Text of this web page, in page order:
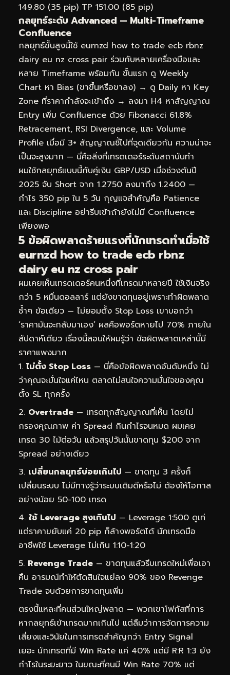
149.80 (35 pip) TP 151.00 (85 pip)
กลยุทธ์ระดับ Advanced — Multi-Timeframe
Confluence
กลยุทธ์ขั้นสูงนี้ใช้ eurnzd how to trade ecb rbnz
dairy eu nz cross pair ร่วมกับหลายเครื่องมือและ
หลาย Timeframe พร้อมกัน ขั้นแรก ดู Weekly
Chart หา Bias (ขาขึ้นหรือขาลง) → ดู Daily หา Key
Zone ที่ราคากำลังจะเข้าถึง → ลงมา H4 หาสัญญาณ
Entry เพิ่ม Confluence ด้วย Fibonacci 61.8%
Retracement, RSI Divergence, และ Volume
Profile เมื่อมี 3+ สัญญาณชี้ไปที่จุดเดียวกัน ความน่าจะ
เป็นจะสูงมาก — นี่คือสิ่งที่เทรดเดอร์ระดับสถาบันทำ
ผมใช้กลยุทธ์แบบนี้กับคู่เงิน GBP/USD เมื่อช่วงต้นปี
2025 จับ Short จาก 1.2750 ลงมาถึง 1.2400 —
กำไร 350 pip ใน 5 วัน กุญแจสำคัญคือ Patience
และ Discipline อย่ารีบเข้าถ้ายังไม่มี Confluence
เพียงพอ
5 ข้อผิดพลาดร้ายแรงที่นักเทรดทำเมื่อใช้
eurnzd how to trade ecb rbnz
dairy eu nz cross pair
ผมเคยเห็นเทรดเดอร์คนหนึ่งที่เทรดมาหลายปี ใช้เงินจริง
กว่า 5 หมื่นดอลลาร์ แต่ยังขาดทุนอยู่เพราะทำผิดพลาด
ซ้ำๆ ข้อเดียว — ไม่ยอมตั้ง Stop Loss เขาบอกว่า
‘ราคามันจะกลับมาเอง’ ผลคือพอร์ตหายไป 70% ภายใน
สัปดาห์เดียว เรื่องนี้สอนให้ผมรู้ว่า ข้อผิดพลาดเหล่านี้มี
ราคาแพงมาก
ไม่ตั้ง Stop Loss — นี่คือข้อผิดพลาดอันดับหนึ่ง ไม่
ว่าคุณจะมั่นใจแค่ไหน ตลาดไม่สนใจความมั่นใจของคุณ
ตั้ง SL ทุกครั้ง
Overtrade — เทรดทุกสัญญาณที่เห็น โดยไม่
กรองคุณภาพ ค่า Spread กินกำไรจนหมด ผมเคย
เทรด 30 ไม้ต่อวัน แล้วสรุปวันนั้นขาดทุน $200 จาก
Spread อย่างเดียว
เปลี่ยนกลยุทธ์บ่อยเกินไป — ขาดทุน 3 ครั้งก็
เปลี่ยนระบบ ไม่มีทางรู้ว่าระบบเดิมดีหรือไม่ ต้องให้โอกาส
อย่างน้อย 50-100 เทรด
ใช้ Leverage สูงเกินไป — Leverage 1:500 ดูเท่
แต่ราคาขยับแค่ 20 pip ก็ล้างพอร์ตได้ นักเทรดมือ
อาชีพใช้ Leverage ไม่เกิน 1:10-1:20
Revenge Trade — ขาดทุนแล้วรีบเทรดใหม่เพื่อเอา
คืน อารมณ์ทำให้ตัดสินใจแย่ลง 90% ของ Revenge
Trade จบด้วยการขาดทุนเพิ่ม
ตรงนี้แหละที่คนส่วนใหญ่พลาด — พวกเขาโฟกัสที่การ
หากลยุทธ์เข้าเทรดมากเกินไป แต่ลืมว่าการจัดการความ
เสี่ยงและวินัยในการเทรดสำคัญกว่า Entry Signal
เยอะ นักเทรดที่มี Win Rate แค่ 40% แต่มี R:R 1:3 ยัง
กำไรในระยะยาว ในขณะที่คนมี Win Rate 70% แต่